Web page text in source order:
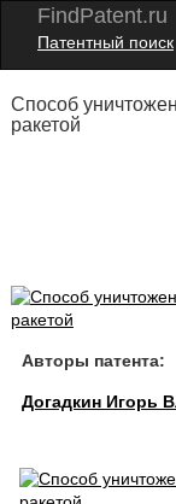
FindPatent.ru
Патентный поиск
Способ
ракетой
Авторы патента:
Догадкин Игорь